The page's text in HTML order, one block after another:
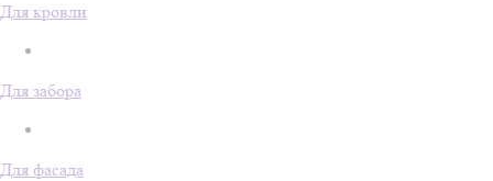
Для кровли
Для забора
Для фасада